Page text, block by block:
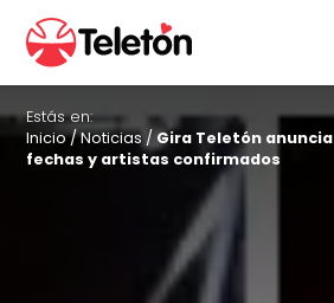
Estás en:
Inicio/Noticias / Gira Teletón anuncia
fechas y artistas confirmados